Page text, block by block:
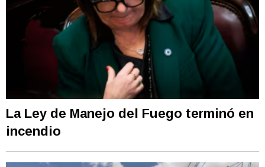
La Ley de Manejo del Fuego terminó en
incendio